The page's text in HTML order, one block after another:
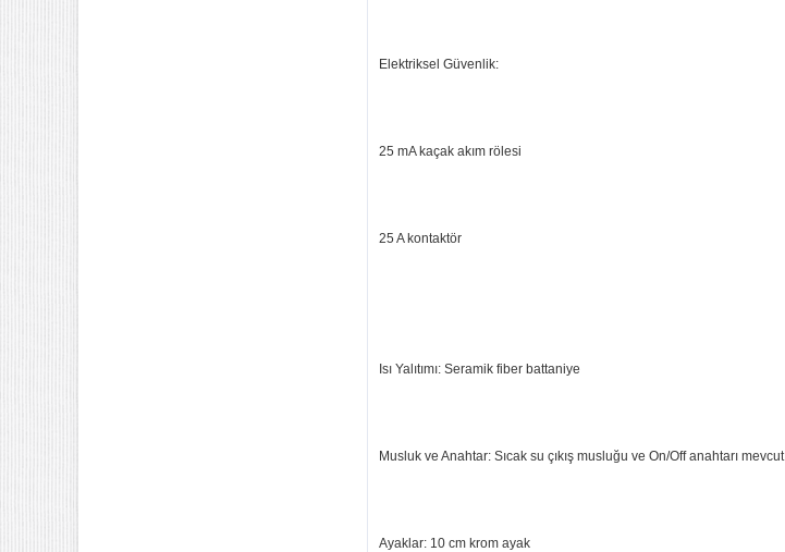
Elektriksel Güvenlik:
25 mA kaçak akım rölesi
25 A kontaktör
Isı Yalıtımı: Seramik fiber battaniye
Musluk ve Anahtar: Sıcak su çıkış musluğu ve On/Off anahtarı mevcut
Ayaklar: 10 cm krom ayak